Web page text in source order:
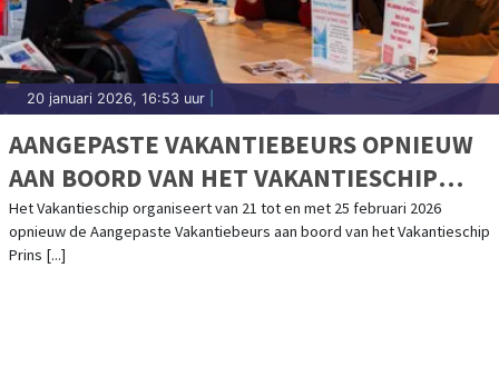
20 januari 2026, 16:53 uur
AANGEPASTE VAKANTIEBEURS OPNIEUW
AAN BOORD VAN HET VAKANTIESCHIP
PRINS WILLEM-ALEXANDER
Het Vakantieschip organiseert van 21 tot en met 25 februari 2026
opnieuw de Aangepaste Vakantiebeurs aan boord van het Vakantieschip
Prins [...]